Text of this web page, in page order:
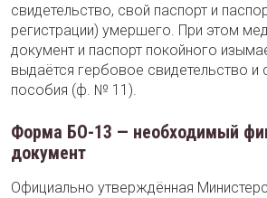
свидетельство, свой паспорт и
регистрации) умершего. При этом
документ и паспорт покойного
выдаётся гербовое свидетельство и
пособия (ф. № 11).
Форма БО-13 — необходимый
документ
Официально утверждённая